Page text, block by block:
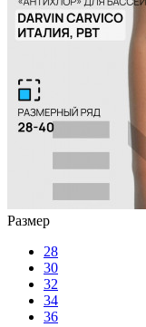
Размер
28
30
32
34
36